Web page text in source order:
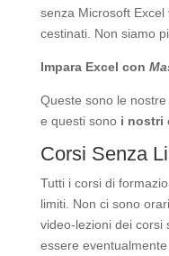
senza Microsoft
cestinati. Non siamo
Impara Excel con
Queste sono le nostre
e questi sono i nostri
Corsi Senza
Tutti i corsi di
limiti. Non ci sono
video-lezioni dei corsi
essere